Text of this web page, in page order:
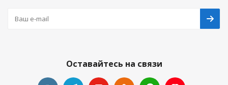
Оставайтесь на связи